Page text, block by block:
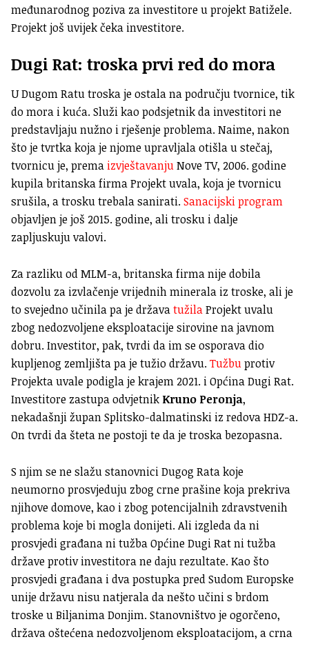
međunarodnog poziva za investitore u projekt Batižele.
Projekt još uvijek čeka investitore.
Dugi Rat: troska prvi red do mora
U Dugom Ratu troska je ostala na području tvornice, tik
do mora i kuća. Služi kao podsjetnik da investitori ne
predstavljaju nužno i rješenje problema. Naime, nakon
što je tvrtka koja je njome upravljala otišla u stečaj,
tvornicu je, prema izvještavanjuNove TV, 2006. godine
kupila britanska firma Projekt uvala, koja je tvornicu
srušila, a trosku trebala sanirati.Sanacijski program
objavljen je još 2015. godine, ali trosku i dalje
zapljuskuju valovi.
Za razliku od MLM-a, britanska firma nije dobila
dozvolu za izvlačenje vrijednih minerala iz troske, ali je
to svejedno učinila pa je državatužilaProjekt uvalu
zbog nedozvoljene eksploatacije sirovine na javnom
dobru. Investitor, pak, tvrdi da im se osporava dio
kupljenog zemljišta pa je tužio državu.Tužbuprotiv
Projekta uvale podigla je krajem 2021. i Općina Dugi Rat.
Investitore zastupa odvjetnik Kruno Peronja,
nekadašnji župan Splitsko-dalmatinski iz redova HDZ-a.
On tvrdi da šteta ne postoji te da je troska bezopasna.
S njim se ne slažu stanovnici Dugog Rata koje
neumorno prosvjeduju zbog crne prašine koja prekriva
njihove domove, kao i zbog potencijalnih zdravstvenih
problema koje bi mogla donijeti. Ali izgleda da ni
prosvjedi građana ni tužba Općine Dugi Rat ni tužba
države protiv investitora ne daju rezultate. Kao što
prosvjedi građana i dva postupka pred Sudom Europske
unije državu nisu natjerala da nešto učini s brdom
troske u Biljanima Donjim. Stanovništvo je ogorčeno,
država oštećena nedozvoljenom eksploatacijom, a crna